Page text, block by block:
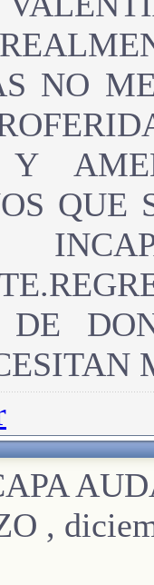
NO
Y
DE
,